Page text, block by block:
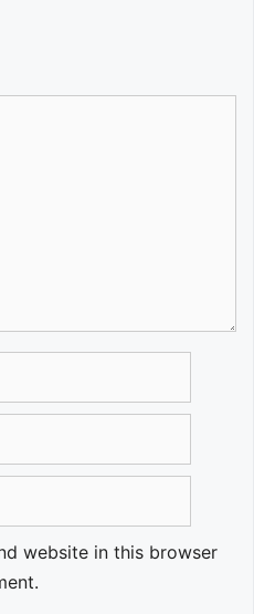
website in this browser